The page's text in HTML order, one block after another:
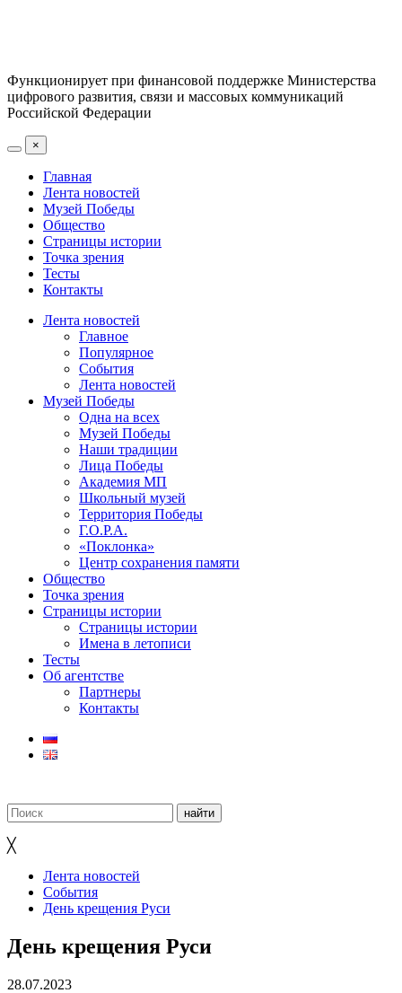
Функционирует при финансовой поддержке Министерства
цифрового развития, связи и массовых коммуникаций
Российской Федерации
×
Главная
Лента новостей
Музей Победы
Общество
Страницы истории
Точка зрения
Тесты
Контакты
Лента новостей
Главное
Популярное
События
Лента новостей
Музей Победы
Одна на всех
Музей Победы
Наши традиции
Лица Победы
Академия МП
Школьный музей
Территория Победы
Г.О.Р.А.
«Поклонка»
Центр сохранения памяти
Общество
Точка зрения
Страницы истории
Страницы истории
Имена в летописи
Тесты
Об агентстве
Партнеры
Контакты
╳
Лента новостей
События
День крещения Руси
День крещения Руси
28.07.2023